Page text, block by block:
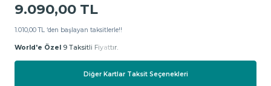
9.090,00 TL
1.010,00 TL ‘den başlayan taksitlerle!!
World'e Özel 9 Taksitli Fiyattır.
Diğer Kartlar Taksit Seçenekleri